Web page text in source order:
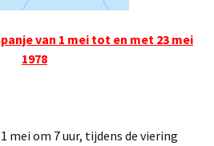
van 1 mei tot en met 23 mei
1978
mei om 7 uur, tijdens de viering